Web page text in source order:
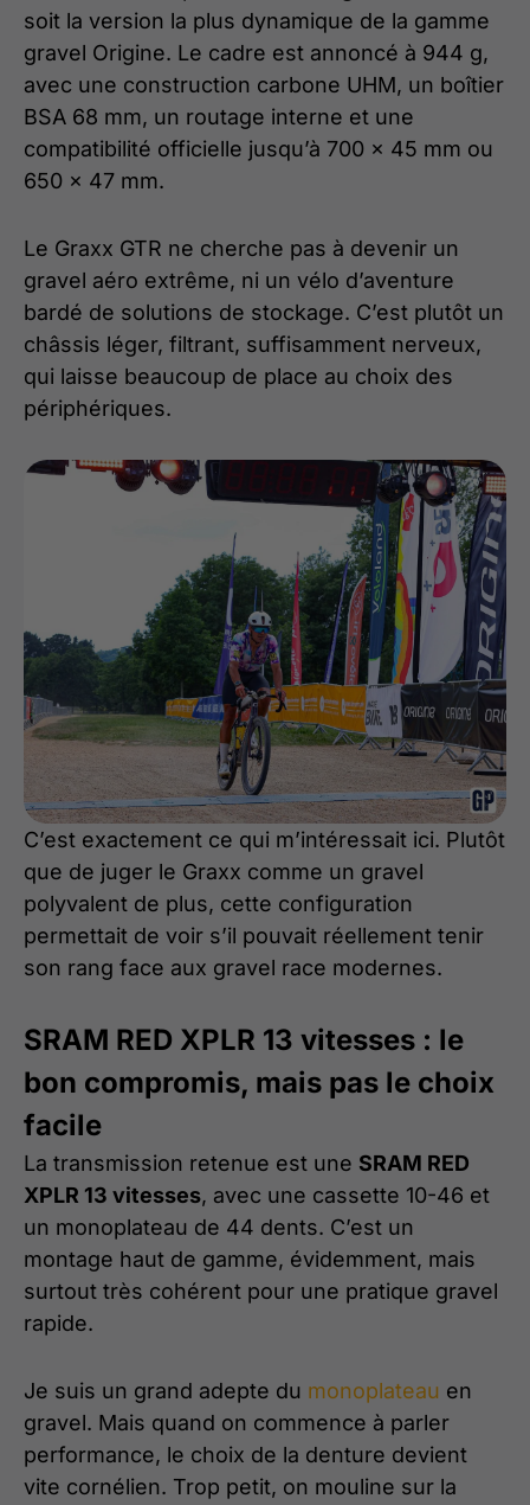
soit la version la plus dynamique de la gamme
gravel Origine. Le cadre est annoncé à 944 g,
avec une construction carbone UHM, un boîtier
BSA 68 mm, un routage interne et une
compatibilité officielle jusqu’à 700 x 45 mm ou
650 x 47 mm.
Le Graxx GTR ne cherche pas à devenir un
gravel aéro extrême, ni un vélo d’aventure
bardé de solutions de stockage. C’est plutôt un
châssis léger, filtrant, suffisamment nerveux,
qui laisse beaucoup de place au choix des
périphériques.
C’est exactement ce qui m’intéressait ici. Plutôt
que de juger le Graxx comme un gravel
polyvalent de plus, cette configuration
permettait de voir s’il pouvait réellement tenir
son rang face aux gravel race modernes.
SRAM RED XPLR 13 vitesses : le
bon compromis, mais pas le choix
facile
La transmission retenue est une SRAM RED
XPLR 13 vitesses, avec une cassette 10-46 et
un monoplateau de 44 dents. C’est un
montage haut de gamme, évidemment, mais
surtout très cohérent pour une pratique gravel
rapide.
Je suis un grand adepte du monoplateau en
gravel. Mais quand on commence à parler
performance, le choix de la denture devient
vite cornélien. Trop petit, on mouline sur la